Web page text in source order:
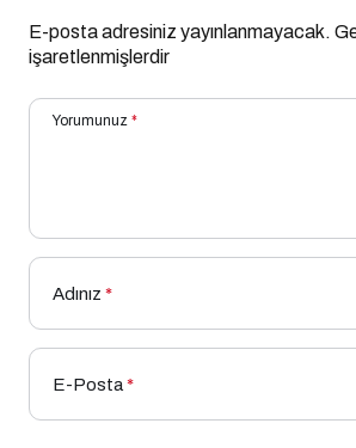
E-posta adresiniz yayınlanmayacak.
işaretlenmişlerdir
Yorumunuz *
Adınız *
E-Posta*